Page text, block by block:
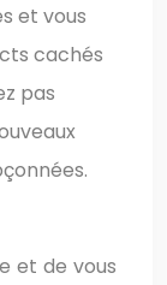
et vous
cachés
pas
et de vous